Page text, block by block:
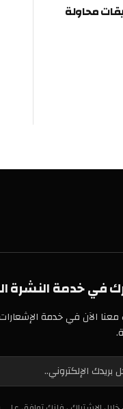
محاولة
في خدمة النشرة
الآن في خدمة